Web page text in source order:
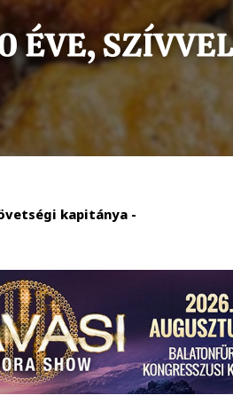
kapitánya -